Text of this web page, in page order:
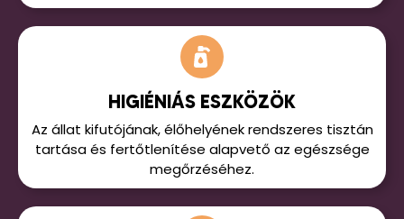
HIGIÉNIÁS ESZKÖZÖK
Az állat kifutójának, élőhelyének rendszeres tisztán
tartása és fertőtlenítése alapvető az egészsége
megőrzéséhez.